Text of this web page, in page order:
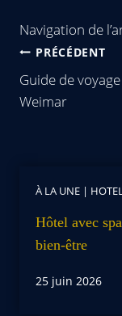
Navigation de
PRÉCÉDENT
Guide de
Weimar
À LA UNE |
Hôtel avec
bien-être
25 juin 2026